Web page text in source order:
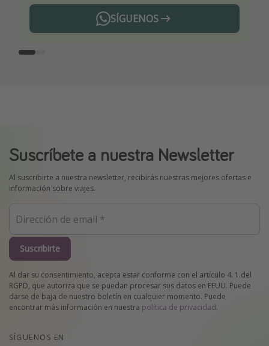
SÍGUENOS
Telegram
Suscríbete a nuestra Newsletter
Al suscribirte a nuestra newsletter, recibirás nuestras mejores ofertas e
información sobre viajes.
Suscribirte
Al dar su consentimiento, acepta estar conforme con el artículo 4. 1.del
RGPD, que autoriza que se puedan procesar sus datos en EEUU. Puede
darse de baja de nuestro boletín en cualquier momento. Puede
encontrar más información en nuestra política de privacidad.
SÍGUENOS EN